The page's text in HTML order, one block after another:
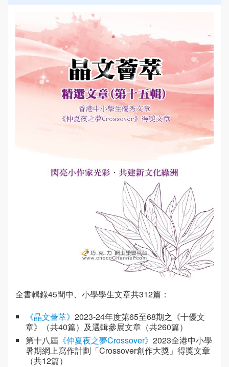
全書輯錄45間中、小學學生文章共312篇：
《晶文薈萃》 2023-24年度第65至68期之《十優文
章》（共40篇）及選輯參展文章（共260篇）
第十八屆 《仲夏夜之夢Crossover》 2023全港中小學
暑期網上寫作計劃「Crossover創作大獎」得獎文章
（共12篇）